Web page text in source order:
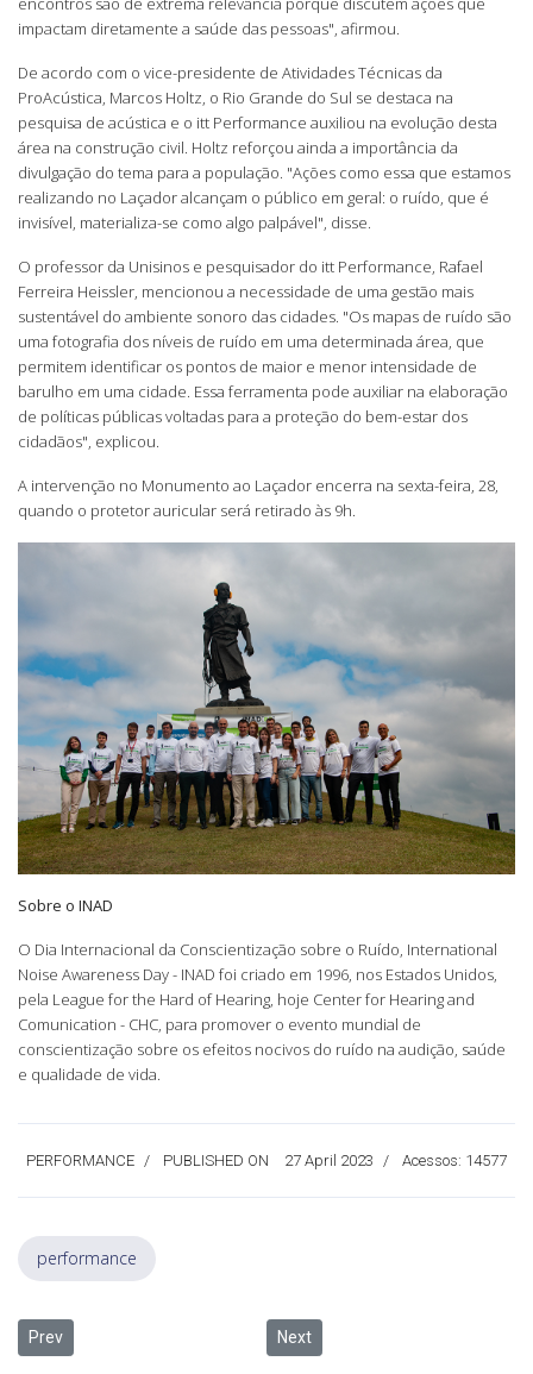
impactam diretamente a saúde das pessoas", afirmou.
De acordo com o vice-presidente de Atividades Técnicas da
ProAcústica, Marcos Holtz, o Rio Grande do Sul se destaca na
pesquisa de acústica e o itt Performance auxiliou na evolução desta
área na construção civil. Holtz reforçou ainda a importância da
divulgação do tema para a população. "Ações como essa que estamos
realizando no Laçador alcançam o público em geral: o ruído, que é
invisível, materializa-se como algo palpável", disse.
O professor da Unisinos e pesquisador do itt Performance, Rafael
Ferreira Heissler, mencionou a necessidade de uma gestão mais
sustentável do ambiente sonoro das cidades. "Os mapas de ruído são
uma fotografia dos níveis de ruído em uma determinada área, que
permitem identificar os pontos de maior e menor intensidade de
barulho em uma cidade. Essa ferramenta pode auxiliar na elaboração
de políticas públicas voltadas para a proteção do bem-estar dos
cidadãos", explicou.
A intervenção no Monumento ao Laçador encerra na sexta-feira, 28,
quando o protetor auricular será retirado às 9h.
Sobre o INAD
O Dia Internacional da Conscientização sobre o Ruído, International
Noise Awareness Day - INAD foi criado em 1996, nos Estados Unidos,
pela League for the Hard of Hearing, hoje Center for Hearing and
Comunication - CHC, para promover o evento mundial de
conscientização sobre os efeitos nocivos do ruído na audição, saúde
e qualidade de vida.
PERFORMANCE PUBLISHED ON 27 April 2023 Acessos: 14577
performance
Previous article: itt Performance realiza o VII WINDEC
Prev Next article: itt Performance
Next